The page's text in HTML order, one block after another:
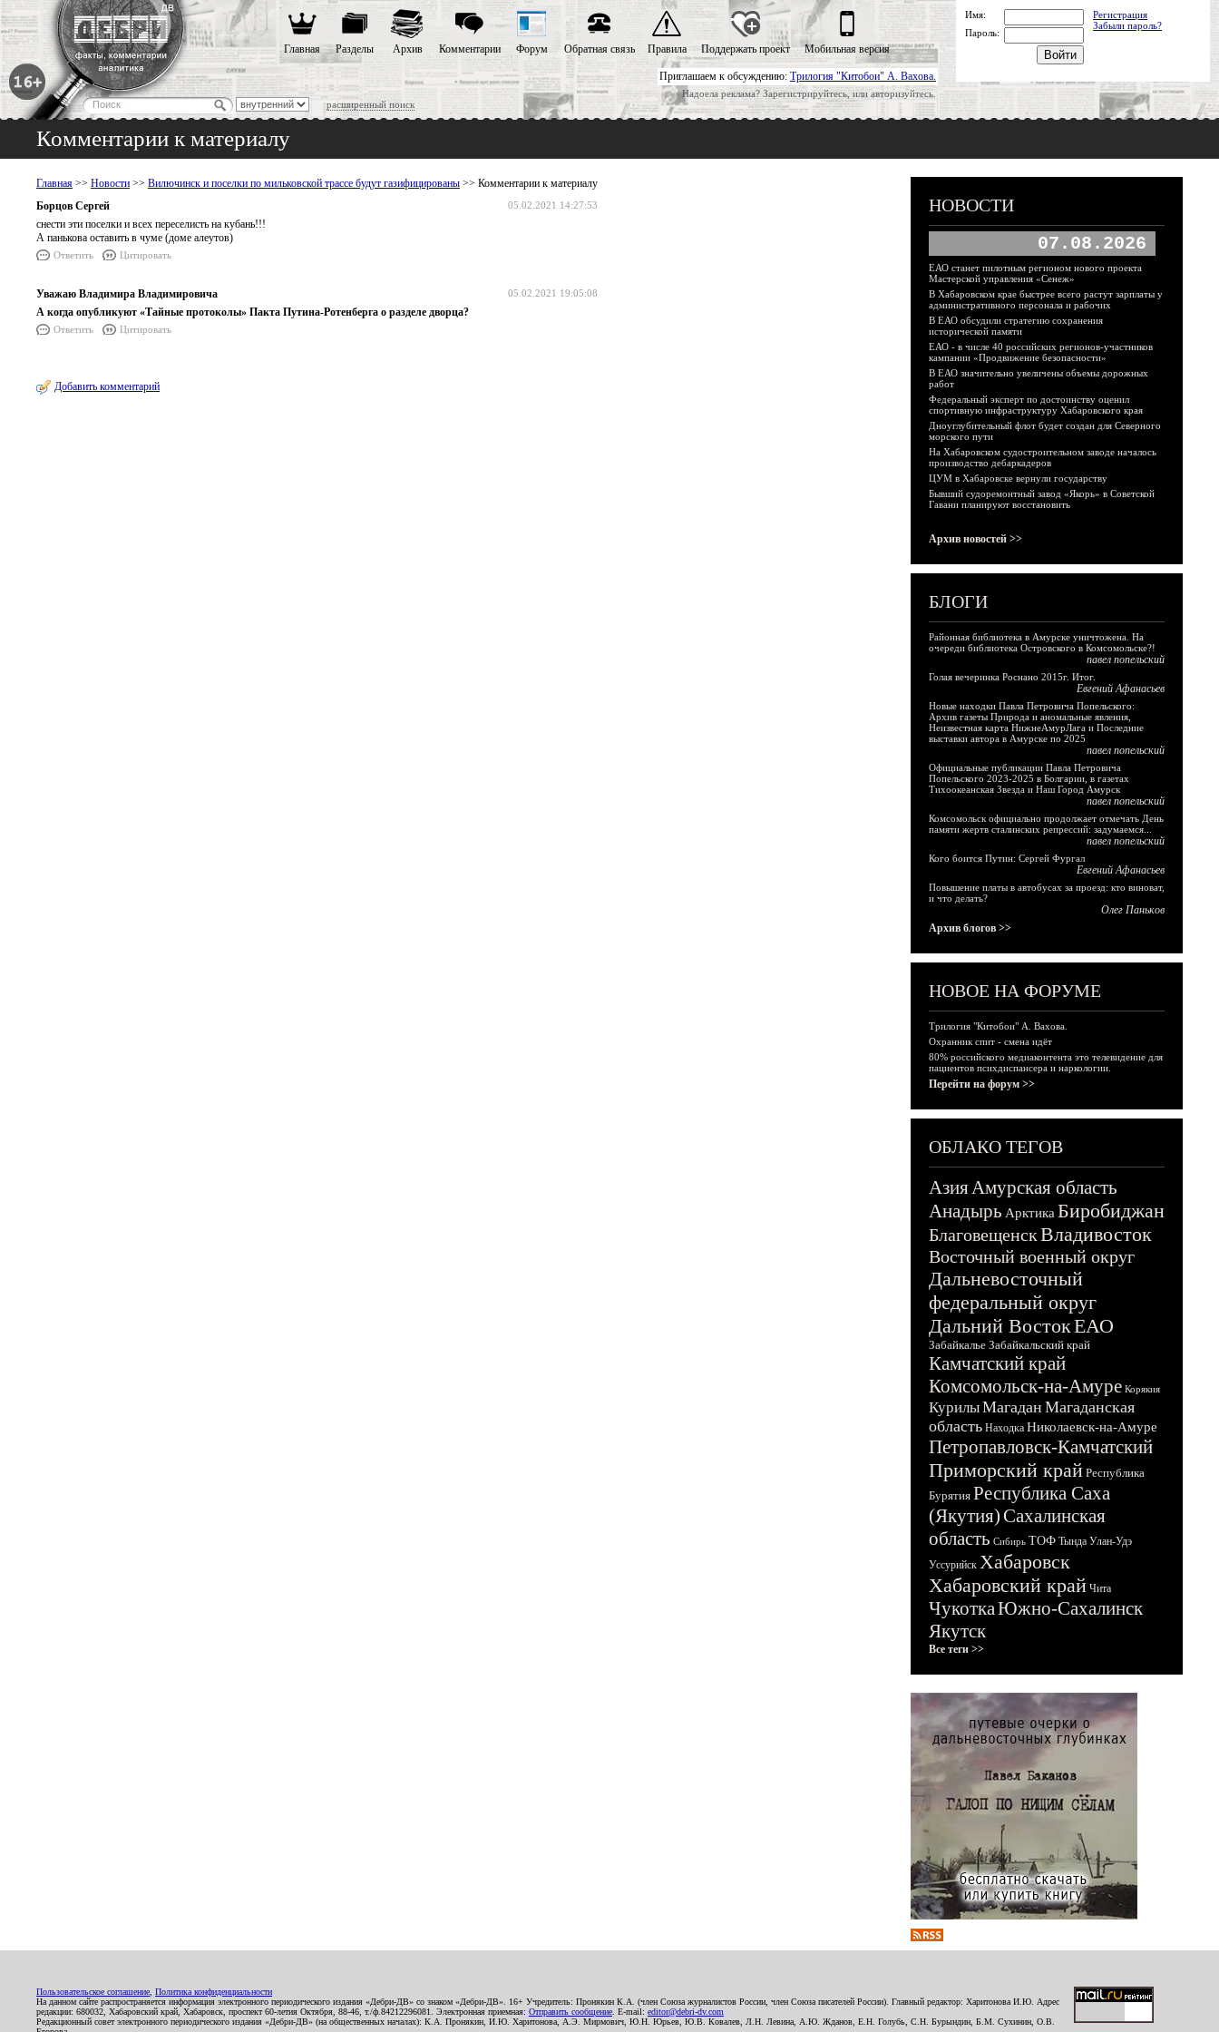
Приглашаем к обсуждению: Трилогия "Китобои" А. Вахова.
Надоела реклама? Зарегистрируйтесь, или авторизуйтесь.
расширенный поиск
Главная Разделы Архив Комментарии Форум Обратная связь Правила Поддержать проект Мобильная версия
Имя:
Регистрация
Забыли пароль?
Пароль:
Комментарии к материалу
Главная >> Новости >> Вилючинск и поселки по мильковской трассе будут газифицированы >> Комментарии к материалу
05.02.2021 14:27:53
Борцов Сергей
снести эти поселки и всех переселисть на кубань!!!
А панькова оставить в чуме (доме алеутов)
Ответить Цитировать
05.02.2021 19:05:08
Уважаю Владимира Владимировича
А когда опубликуют «Тайные протоколы» Пакта Путина-Ротенберга о разделе дворца?
Ответить Цитировать
Добавить комментарий
НОВОСТИ
07.08.2026
ЕАО станет пилотным регионом нового проекта
Мастерской управления «Сенеж»
В Хабаровском крае быстрее всего растут зарплаты у
административного персонала и рабочих
В ЕАО обсудили стратегию сохранения
исторической памяти
ЕАО - в числе 40 российских регионов-участников
кампании «Продвижение безопасности»
В ЕАО значительно увеличены объемы дорожных
работ
Федеральный эксперт по достоинству оценил
спортивную инфраструктуру Хабаровского края
Дноуглубительный флот будет создан для Северного
морского пути
На Хабаровском судостроительном заводе началось
производство дебаркадеров
ЦУМ в Хабаровске вернули государству
Бывший судоремонтный завод «Якорь» в Советской
Гавани планируют восстановить
Архив новостей >>
БЛОГИ
Районная библиотека в Амурске уничтожена. На
очереди библиотека Островского в Комсомольске?!
павел попельский
Голая вечеринка Роснано 2015г. Итог.
Евгений Афанасьев
Новые находки Павла Петровича Попельского:
Архив газеты Природа и аномальные явления,
Неизвестная карта НижнеАмурЛага и Последние
выставки автора в Амурске по 2025
павел попельский
Официальные публикации Павла Петровича
Попельского 2023-2025 в Болгарии, в газетах
Тихоокеанская Звезда и Наш Город Амурск
павел попельский
Комсомольск официально продолжает отмечать День
памяти жертв сталинских репрессий: задумаемся...
павел попельский
Кого боится Путин: Сергей Фургал
Евгений Афанасьев
Повышение платы в автобусах за проезд: кто виноват,
и что делать?
Олег Паньков
Архив блогов >>
НОВОЕ НА ФОРУМЕ
Трилогия "Китобои" А. Вахова.
Охранник спит - смена идёт
80% российского медиаконтента это телевидение для
пациентов психдиспансера и наркологии.
Перейти на форум >>
ОБЛАКО ТЕГОВ
АзияАмурская область
Анадырь Арктика Биробиджан
БлаговещенскВладивосток
Восточный военный округ
Дальневосточный
федеральный округ
Дальний ВостокЕАО
Забайкалье Забайкальский край
Камчатский край
Комсомольск-на-Амуре Корякия
КурилыМагадан Магаданская
область Находка Николаевск-на-Амуре
Петропавловск-Камчатский
Приморский край Республика
Бурятия Республика Саха
(Якутия)Сахалинская
область Сибирь ТОФ Тында Улан-Удэ
Уссурийск Хабаровск
Хабаровский край Чита
ЧукоткаЮжно-Сахалинск
Якутск
Все теги >>
Пользовательское соглашение Политика конфиденциальности
На данном сайте распространяется информация электронного периодического издания «Дебри-ДВ» со знаком «Дебри-ДВ». 16+ Учредитель: Пронякин К.А. (член Союза журналистов России, член Союза писателей России). Главный редактор: Харитонова И.Ю. Адрес
редакции: 680032, Хабаровский край, Хабаровск, проспект 60-летия Октября, 88-46, т./ф.84212296081. Электронная приемная: Отправить сообщение . E-mail: editor@debri-dv.com
Редакционный совет электронного периодического издания «Дебри-ДВ» (на общественных началах): К.А. Пронякин, И.Ю. Харитонова, А.Э. Мирмович, Ю.Н. Юрьев, Ю.В. Ковалев, Л.Н. Левина, А.Ю. Жданов, Е.Н. Голубь, С.Н. Бурындин, Б.М. Сухинин, О.В.